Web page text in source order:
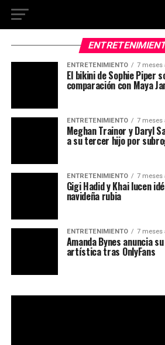
ENTRETENIMIENTO 7 meses
El bikini de Sophie Piper
comparación con Maya
ENTRETENIMIENTO 7 meses
Meghan Trainor y Daryl
a su tercer hijo por
ENTRETENIMIENTO 7 meses
Gigi Hadid y Khai lucen
navideña rubia
ENTRETENIMIENTO 7 meses
Amanda Bynes anuncia
artística tras OnlyFans